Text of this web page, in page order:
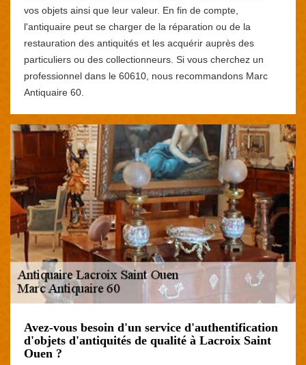
vos objets ainsi que leur valeur. En fin de compte,
l'antiquaire peut se charger de la réparation ou de la
restauration des antiquités et les acquérir auprès des
particuliers ou des collectionneurs. Si vous cherchez un
professionnel dans le 60610, nous recommandons Marc
Antiquaire 60.
Avez-vous besoin d'un service d'authentification
d'objets d'antiquités de qualité à Lacroix Saint
Ouen ?